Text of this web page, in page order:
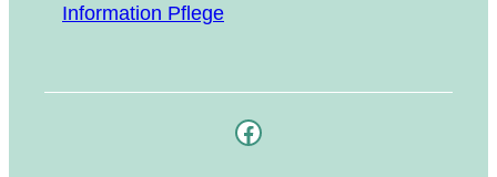
Infor­ma­ti­on Pflege
Facebook